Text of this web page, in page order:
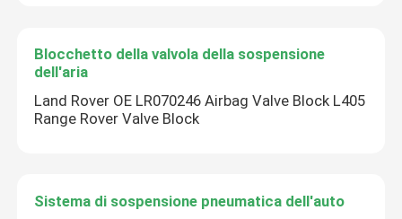
Blocchetto della valvola della sospensione
dell'aria
Land Rover OE LR070246 Airbag Valve Block L405
Range Rover Valve Block
Sistema di sospensione pneumatica dell'auto